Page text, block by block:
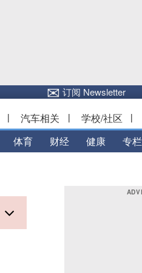
✉订阅 Newsletter
| 汽车相关 | 学校/社区 |
体育 财经 健康 专栏